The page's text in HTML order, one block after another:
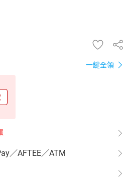
一鍵全領
／AFTEE／ATM